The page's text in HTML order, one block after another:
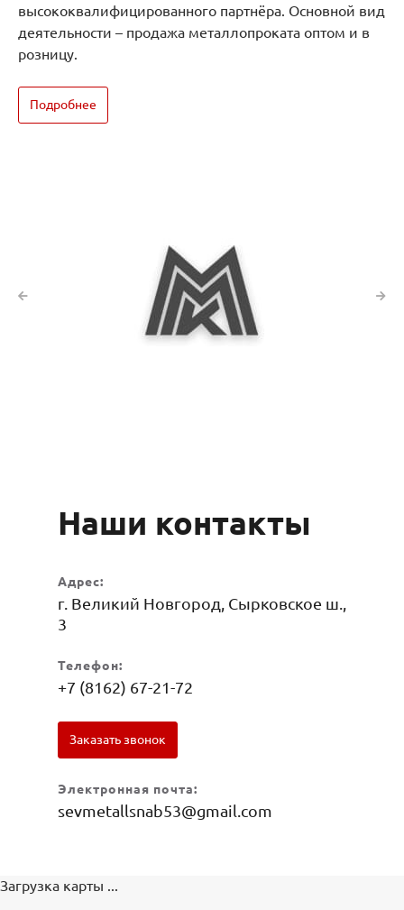
высококвалифицированного партнёра. Основной вид
деятельности – продажа металлопроката оптом и в
розницу.
Подробнее
Наши контакты
Адрес:
г. Великий Новгород, Сырковское ш.,
3
Телефон:
+7 (8162) 67-21-72
Заказать звонок
Электронная почта:
sevmetallsnab53@gmail.com
Загрузка карты ...